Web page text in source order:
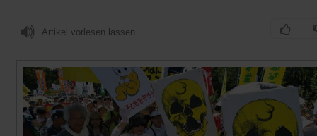
Artikel vorlesen lassen